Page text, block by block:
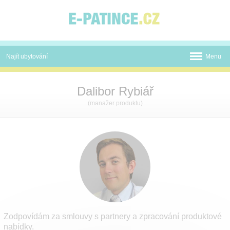
Najít ubytování Menu
Dalibor Rybiář
(manažer produktu)
Zodpovídám za smlouvy s partnery a zpracování produktové
nabídky.